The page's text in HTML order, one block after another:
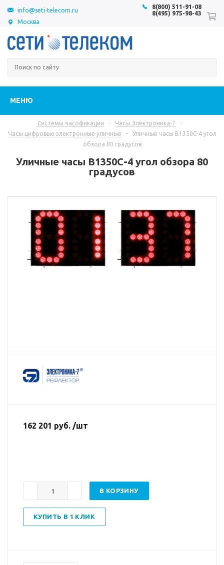
Москва
8(800) 511-91-08
8(495) 975-98-43
info@seti-telecom.ru
МЕНЮ
Системы часофикации - Часы Электроника-7
-
Часы цифровые электронные уличные
-
Уличные часы В1350С-4 угол
обзора 80 градусов
Уличные часы В1350С-4 угол обзора 80
градусов
162 201 руб. /шт
В КОРЗИНУ
КУПИТЬ В 1 КЛИК